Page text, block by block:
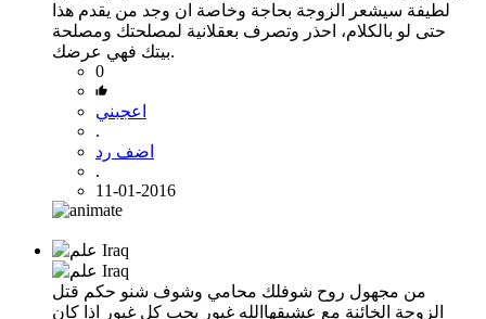
لطيفة سيشعر الزوجة بحاجة وخاصة ان وجد من يقدم هذا
حتى لو بالكلام، احذر وتصرف بعقلانية لمصلحتك ومصلحة
بيتك فهي عرضك.
0
اعجبني
.
اضف رد
.
11-01-2016
من مجهول روح شوفلك محامي وشوف شنو حكم قتل
الزوجة الخائنة مع عشيقهاالله غيور يحب كل غيور اذا كان